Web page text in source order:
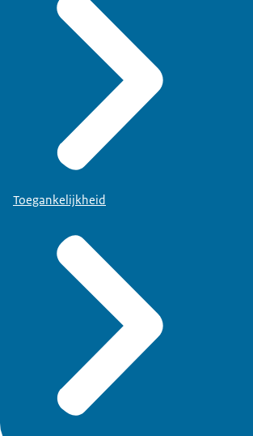
Toegankelijkheid